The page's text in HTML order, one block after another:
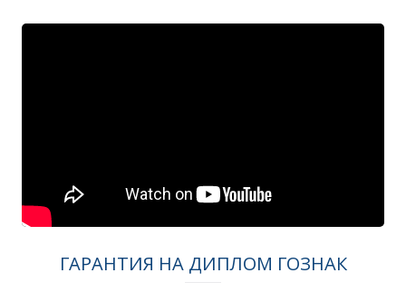
ГАРАНТИЯ НА ДИПЛОМ ГОЗНАК